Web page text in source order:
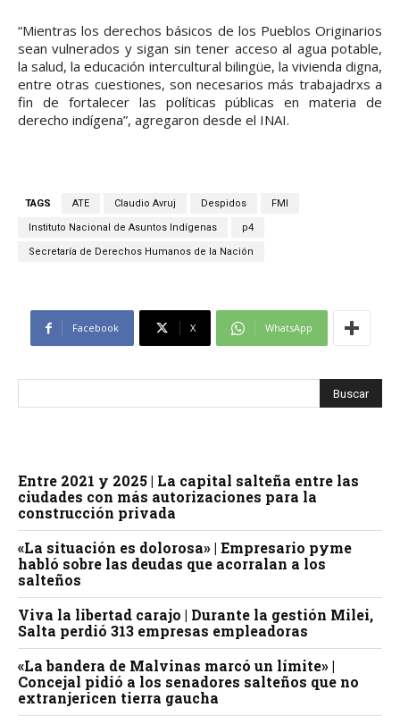
“Mientras los derechos básicos de los Pueblos Originarios
sean vulnerados y sigan sin tener acceso al agua potable,
la salud, la educación intercultural bilingüe, la vivienda digna,
entre otras cuestiones, son necesarios más trabajadrxs a
fin de fortalecer las políticas públicas en materia de
derecho indígena”, agregaron desde el INAI.
TAGS ATE Claudio Avruj Despidos FMI
Instituto Nacional de Asuntos Indígenas p4
Secretaría de Derechos Humanos de la Nación
Facebook X WhatsApp
Entre 2021 y 2025 | La capital salteña entre las
ciudades con más autorizaciones para la
construcción privada
«La situación es dolorosa» | Empresario pyme
habló sobre las deudas que acorralan a los
salteños
Viva la libertad carajo | Durante la gestión Milei,
Salta perdió 313 empresas empleadoras
«La bandera de Malvinas marcó un límite» |
Concejal pidió a los senadores salteños que no
extranjericen tierra gaucha